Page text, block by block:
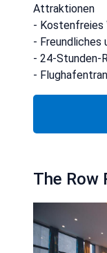
Attraktionen
- Kostenfreies
- Freundliches
- 24-Stunden-
-
The Row